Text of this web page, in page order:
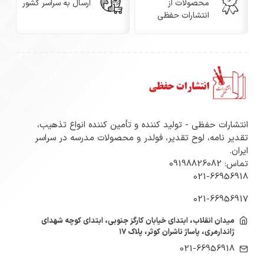
جنس: گلاسه مات مرغوب با چاپ باکیفیت
چاپ‌پذیری: مناسب برای پرینترهای لیزری و جوهرافشان A4
قابلیت نوشتار دستی: امکان خوشنویسی با قلم یا خودکار
بدون پخش شدن جوهر
مضامین طراحی: تصویری از مقام معظم رهبری، نقوش
کاربردها
تولید لوح‌های تقدیر ویژه مناسبت‌های انقلابی و مذهبی
محصولات از
انتشارات حفظی
ارسال به سراسر کشور
انتشارات حفظی - تولید کننده و تأمین کننده انواع تذهیب،
تقدیر نامه، لوح تقدیر، فولدر و محصولات مدرسه در سراسر
ایران.
تماس: 09198826082
021-66956918
021-66956917
میدان انقلاب، ابتدای خیابان کارگز جنوبی، ابتدای کوچه شهدای
ژاندارمری، پاساژ ناشران کوثر، پلاک ۱۷
021-66956918